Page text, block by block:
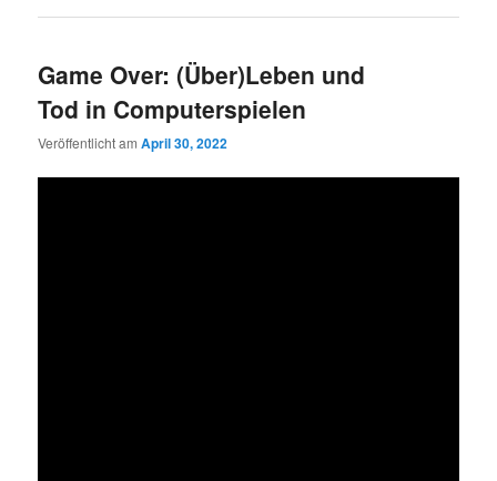
Game Over: (Über)Leben und
Tod in Computerspielen
Veröffentlicht amApril 30, 2022